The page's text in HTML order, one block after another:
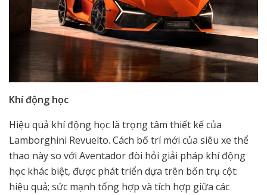
Khí động học
Hiệu quả khí động học là trọng tâm thiết kế của
Lamborghini Revuelto. Cách bố trí mới của siêu xe thể
thao này so với Aventador đòi hỏi giải pháp khí động
học khác biệt, được phát triển dựa trên bốn trụ cột:
hiệu quả; sức mạnh tổng hợp và tích hợp giữa các